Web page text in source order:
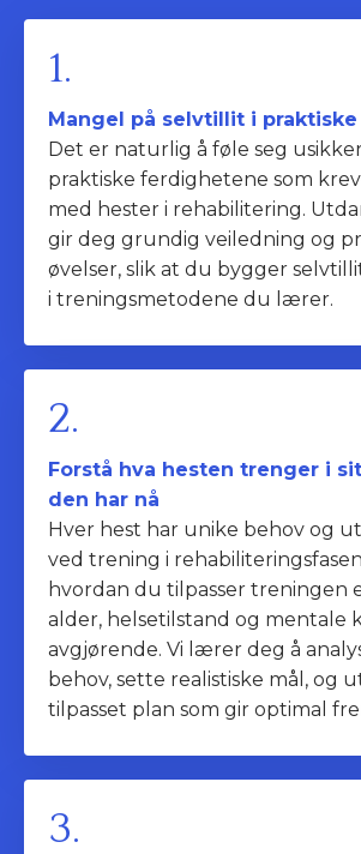
1.
Mangel på selvtillit i
Det er naturlig å føle seg
praktiske ferdighetene som
med hester i rehabilitering.
gir deg grundig veiledning og
øvelser, slik at du bygger
i treningsmetodene du lærer.
2.
Forstå hva hesten trenger i
den har nå
Hver hest har unike behov og
ved trening i
hvordan du tilpasser treningen
alder, helsetilstand og mentale
avgjørende. Vi lærer deg å
behov, sette realistiske mål, og
tilpasset plan som gir optimal
3.